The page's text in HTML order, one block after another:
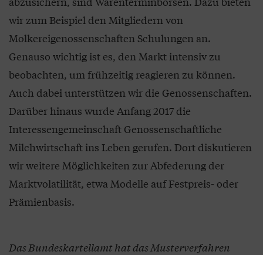
wir zum Beispiel den Mitgliedern von
Molkereigenossenschaften Schulungen an.
Genauso wichtig ist es, den Markt intensiv zu
beobachten, um frühzeitig reagieren zu können.
Auch dabei unterstützen wir die Genossenschaften.
Darüber hinaus wurde Anfang 2017 die
Interessengemeinschaft Genossenschaftliche
Milchwirtschaft ins Leben gerufen. Dort diskutieren
wir weitere Möglichkeiten zur Abfederung der
Marktvolatilität, etwa Modelle auf Festpreis- oder
Prämienbasis.
Das Bundeskartellamt hat das Musterverfahren